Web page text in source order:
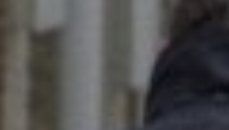
Privacy voorwaarden